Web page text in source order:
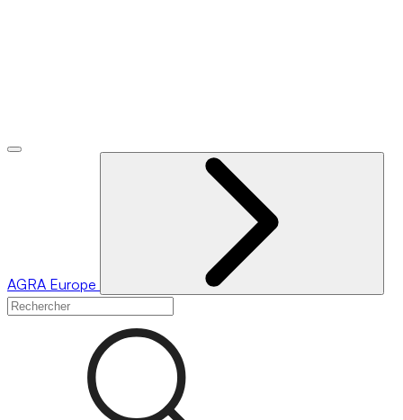
AGRA Europe